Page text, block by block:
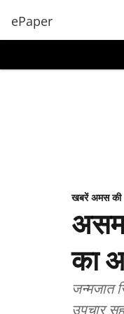
ePaper
खबरें अमस की
असम
का
जन्मजात
उपचार